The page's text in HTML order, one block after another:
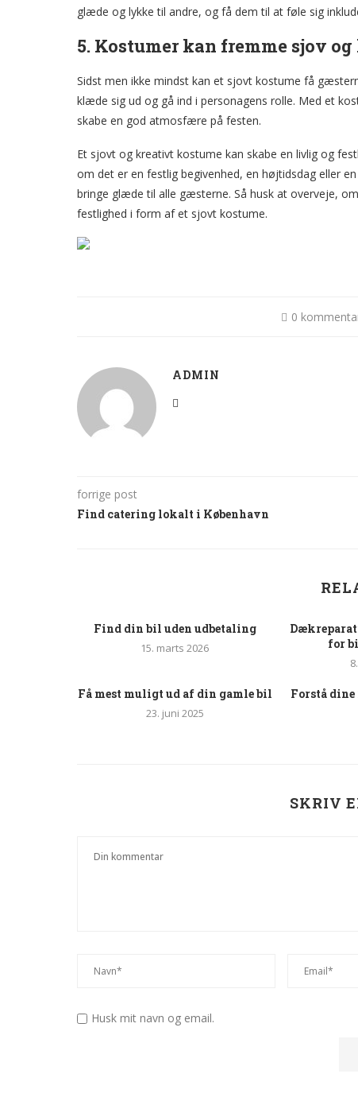
glæde og lykke til andre, og få dem til at føle sig
5. Kostumer kan fremme sjov og
Sidst men ikke mindst kan et sjovt kostume få
klæde sig ud og gå ind i personagens rolle. Med et
skabe en god atmosfære på festen.
Et sjovt og kreativt kostume kan skabe en livlig og
om det er en festlig begivenhed, en højtidsdag eller
bringe glæde til alle gæsterne. Så husk at overveje,
festlighed i form af et sjovt kostume.
0
ADMIN
forrige post
Find catering lokalt i København
Find din bil uden udbetaling
15. marts 2026
for
Få mest muligt ud af din gamle bil
23. juni 2025
Forstå
SKRIV
Husk mit navn og email.